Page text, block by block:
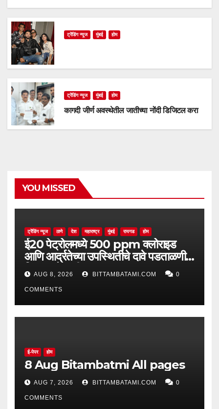
ट्रेंडिंग न्यूज मुंबई होम
ट्रेंडिंग न्यूज मुंबई होम
कागदी जीर्ण अवस्थेतील जातीच्या नोंदी डिजिटल करा
YOU MISSED
ट्रेंडिंग न्यूज ठाणे देश महाराष्ट्र मुंबई रायगड होम
ई20 पेट्रोलमध्ये 500 ppm क्लोराइड
आणि आर्द्रतेच्या उपस्थितीचे दावे पडताळणीत
सिद्ध झाले नाहीत
AUG 8, 2026 BITTAMBATAMI.COM 0
COMMENTS
ई-पेपर होम
8 Aug Bitambatmi All pages
AUG 7, 2026 BITTAMBATAMI.COM 0
COMMENTS